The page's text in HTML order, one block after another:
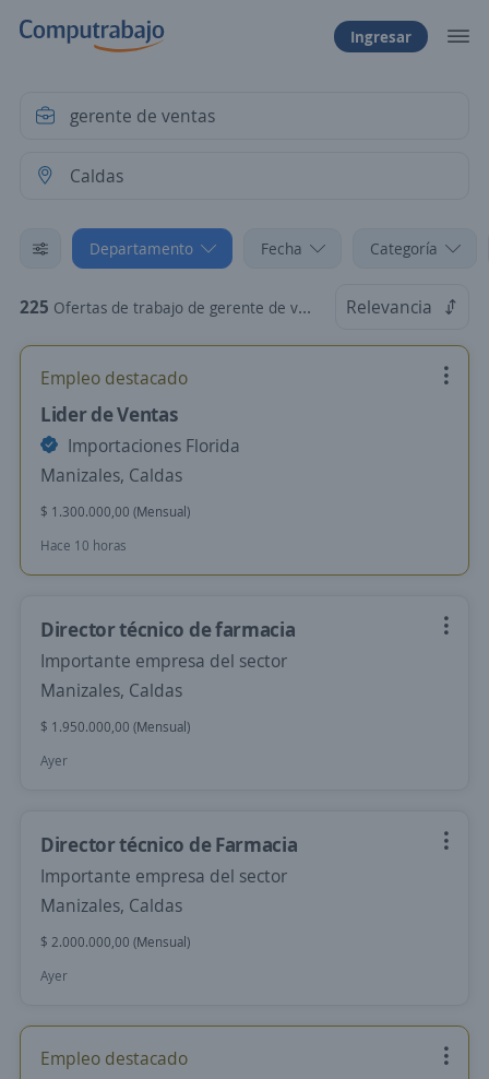
Ingresar
Departamento Fecha Categoría
225 Ofertas de trabajo de gerente de ventas en Caldas Relevancia
Empleo destacado
Lider de Ventas
Importaciones Florida
Manizales, Caldas
$ 1.300.000,00 (Mensual)
Hace 10 horas
Director técnico de farmacia
Importante empresa del sector
Manizales, Caldas
$ 1.950.000,00 (Mensual)
Ayer
Director técnico de Farmacia
Importante empresa del sector
Manizales, Caldas
$ 2.000.000,00 (Mensual)
Ayer
Empleo destacado